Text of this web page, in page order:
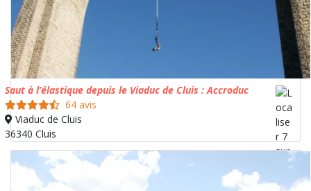
Saut à l’élastique depuis le Viaduc de Cluis : Accroduc
64 avis
Viaduc de Cluis
36340 Cluis